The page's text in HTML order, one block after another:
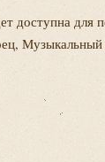
доступна для
Музыкальный